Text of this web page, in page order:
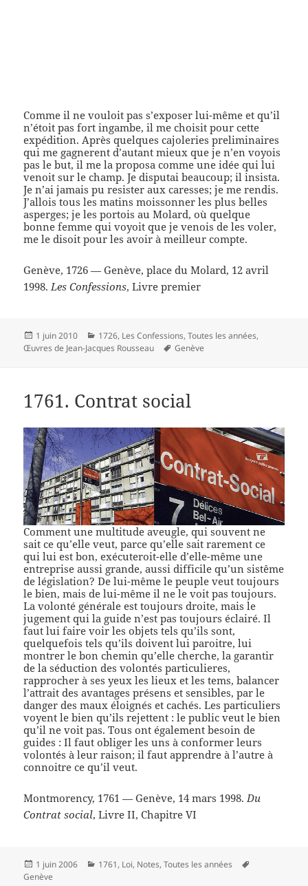
Comme il ne vouloit pas s’exposer lui-même et qu’il
n’étoit pas fort ingambe, il me choisit pour cette
expédition. Après quelques cajoleries preliminaires
qui me gagnerent d’autant mieux que je n’en voyois
pas le but, il me la proposa comme une idée qui lui
venoit sur le champ. Je disputai beaucoup; il insista.
Je n’ai jamais pu resister aux caresses; je me rendis.
J’allois tous les matins moissonner les plus belles
asperges; je les portois au Molard, où quelque
bonne femme qui voyoit que je venois de les voler,
me le disoit pour les avoir à meilleur compte.
Genève, 1726 — Genève, place du Molard, 12 avril
1998. Les Confessions, Livre premier
Publié
le
1 juin 2010 Catégories
1726, Les Confessions,Toutes les années,
Œuvres de Jean-Jacques Rousseau
Mots-
Genève
1761. Contrat social
Comment une multitude aveugle, qui souvent ne
sait ce qu’elle veut, parce qu’elle sait rarement ce
qui lui est bon, exécuteroit-elle d’elle-même une
entreprise aussi grande, aussi difficile qu’un sistême
de législation? De lui-même le peuple veut toujours
le bien, mais de lui-même il ne le voit pas toujours.
La volonté générale est toujours droite, mais le
jugement qui la guide n’est pas toujours éclairé. Il
faut lui faire voir les objets tels qu’ils sont,
quelquefois tels qu’ils doivent lui paroitre, lui
montrer le bon chemin qu’elle cherche, la garantir
de la séduction des volontés particulieres,
rapprocher à ses yeux les lieux et les tems, balancer
l’attrait des avantages présens et sensibles, par le
danger des maux éloignés et cachés. Les particuliers
voyent le bien qu’ils rejettent : le public veut le bien
qu’il ne voit pas. Tous ont également besoin de
guides : Il faut obliger les uns à conformer leurs
volontés à leur raison; il faut apprendre à l’autre à
connoitre ce qu’il veut.
Montmorency, 1761 — Genève, 14 mars 1998.Du
Contrat social, Livre II, Chapitre VI
Publié
le
1 juin 2006 Catégories
1761, Loi, Notes,Toutes les années
Genève